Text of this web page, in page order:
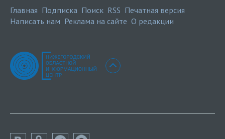
Главная Подписка Поиск RSS Печатная версия
Написать нам Реклама на сайте О редакции